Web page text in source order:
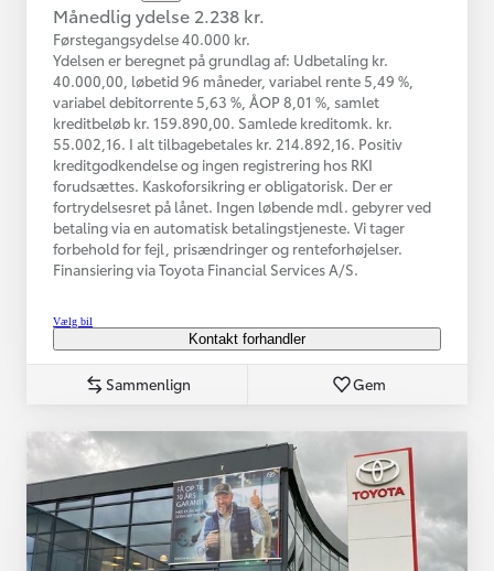
Månedlig ydelse 2.238 kr.
Førstegangsydelse 40.000 kr.
Ydelsen er beregnet på grundlag af: Udbetaling kr.
40.000,00, løbetid 96 måneder, variabel rente 5,49 %,
variabel debitorrente 5,63 %, ÅOP 8,01 %, samlet
kreditbeløb kr. 159.890,00. Samlede kreditomk. kr.
55.002,16. I alt tilbagebetales kr. 214.892,16. Positiv
kreditgodkendelse og ingen registrering hos RKI
forudsættes. Kaskoforsikring er obligatorisk. Der er
fortrydelsesret på lånet. Ingen løbende mdl. gebyrer ved
betaling via en automatisk betalingstjeneste. Vi tager
forbehold for fejl, prisændringer og renteforhøjelser.
Finansiering via Toyota Financial Services A/S.
Vælg bil
Kontakt forhandler
Sammenlign Gem